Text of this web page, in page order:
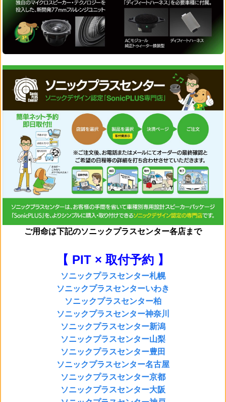
ご用命は下記のソニックプラスセンター各店まで
【 PIT × 取付予約 】
ソニックプラスセンター札幌
ソニックプラスセンターいわき
ソニックプラスセンター柏
ソニックプラスセンター神奈川
ソニックプラスセンター新潟
ソニックプラスセンター山梨
ソニックプラスセンター豊田
ソニックプラスセンター名古屋
ソニックプラスセンター京都
ソニックプラスセンター大阪